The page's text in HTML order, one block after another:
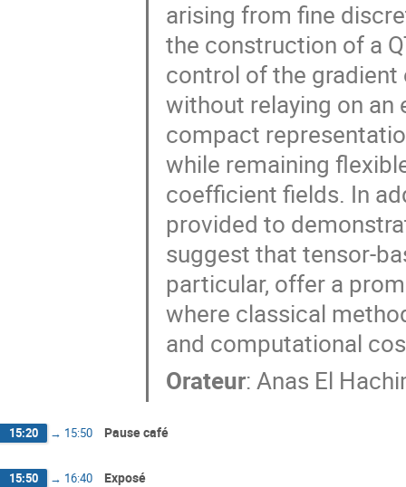
arising from fine
the construction of a
control of the
without relaying on
compact
while remaining
coefficient fields. In
provided to
suggest that tensor-
particular, offer a
where classical
and computational
Orateur:Anas El
15:20 → 15:50 Pause café
15:50 → 16:40 Exposé